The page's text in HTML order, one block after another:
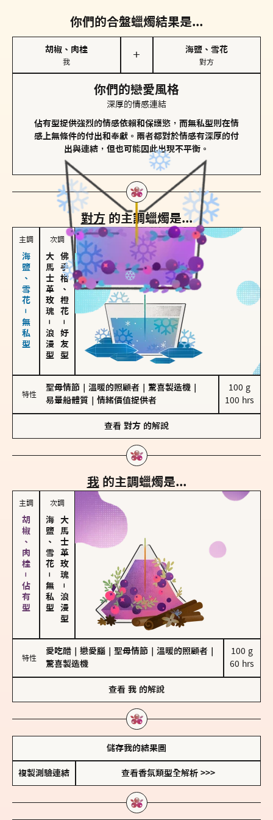
你們的合盤蠟燭結果是...
胡椒、肉桂
我
＋
海鹽、雪花
對方
你們的戀愛風格
深厚的情感連結
佔有型提供強烈的情感依賴和保護慾，而無私型則在情
感上無條件的付出和奉獻。兩者都對於情感有深厚的付
出與連結，但也可能因此出現不平衡。
對方 的主調蠟燭是...
主調
海鹽、雪花－無私型
次調
大馬士革玫瑰
－
浪漫型
佛手柑、橙花
－
好友型
特性
聖母情節 溫暖的照顧者 驚喜製造機
易暈船體質
情緒價值提供者
100 g
100 hrs
查看 對方 的解說
我 的主調蠟燭是...
主調
胡椒、肉桂－佔有型
次調
海鹽、雪花
－
無私型
大馬士革玫瑰
－
浪漫型
特性
愛吃醋 戀愛腦 聖母情節 溫暖的照顧者
驚喜製造機
100 g
60 hrs
查看 我 的解說
儲存我的結果圖
複製測驗連結 查看香氛類型全解析 >>>